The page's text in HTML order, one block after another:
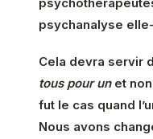
psychanalyse
Cela devra servir
tous pour unet non
fut le cas quand
Nous avons